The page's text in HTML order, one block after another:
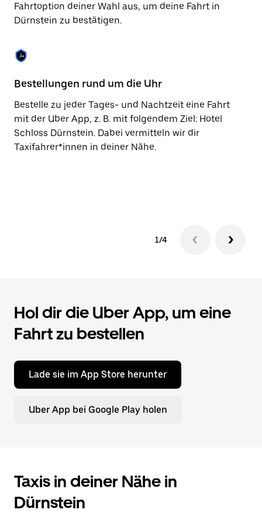
Fahrtoption deiner Wahl aus, um deine Fahrt in
Dürnstein zu bestätigen.
Bestellungen rund um die Uhr
Bestelle zu jeder Tages- und Nachtzeit eine Fahrt
mit der Uber App, z. B. mit folgendem Ziel: Hotel
Schloss Dürnstein. Dabei vermitteln wir dir
Taxifahrer*innen in deiner Nähe.
1/4
Hol dir die Uber App, um eine
Fahrt zu bestellen
Lade sie im App Store herunter
Uber App bei Google Play holen
Taxis in deiner Nähe in
Dürnstein